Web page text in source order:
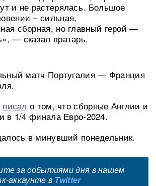
и не растерялась. Большое
– сильная,
сборная, но главный герой —
— сказал вратарь.
матч Португалия — Франция
писал о том, что сборные Англии и
в 1/4 финала Евро-2024.
в минувший понедельник.
за событиями дня в нашем
аккаунте в Twitter